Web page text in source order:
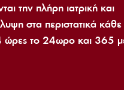
την πλήρη ιατρική και
στα περιστατικά κάθε
ώρες το 24ωρο και 365